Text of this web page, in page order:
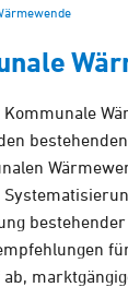
Kommunale
bestehender